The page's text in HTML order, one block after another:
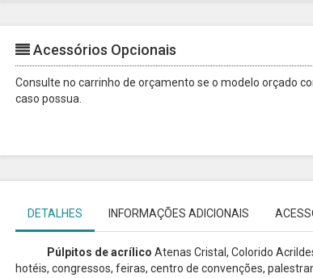
Acessórios Opcionais
Consulte no carrinho de orçamento se o modelo orçado
caso possua.
DETALHES INFORMAÇÕES ADICIONAIS
Púlpitos de acrílico Atenas Cristal, Colorido
hotéis, congressos, feiras, centro de convenções,